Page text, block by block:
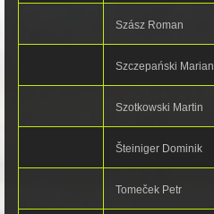
Szász Roman
Szczepański Marian
Szotkowski Martin
Šteiniger Dominik
Tomeček Petr